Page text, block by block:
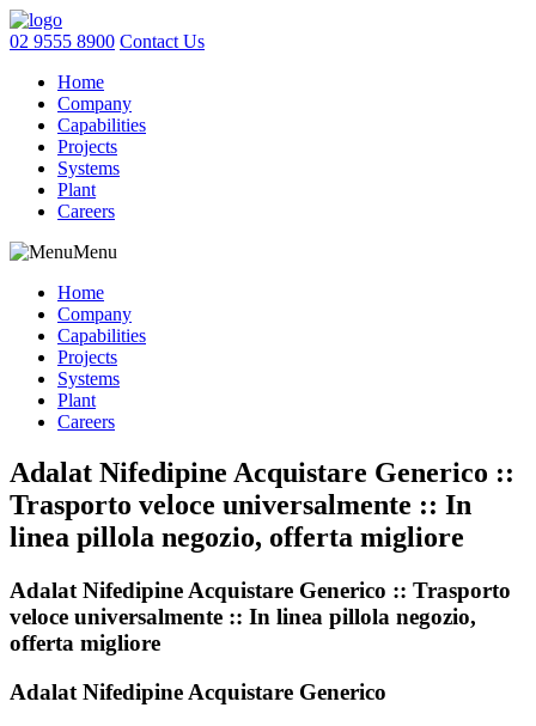
02 9555 8900 Contact Us
Home
Company
Capabilities
Projects
Systems
Plant
Careers
Menu
Home
Company
Capabilities
Projects
Systems
Plant
Careers
Adalat Nifedipine Acquistare Generico ::
Trasporto veloce universalmente :: In
linea pillola negozio, offerta migliore
Adalat Nifedipine Acquistare Generico :: Trasporto
veloce universalmente :: In linea pillola negozio,
offerta migliore
Adalat Nifedipine Acquistare Generico